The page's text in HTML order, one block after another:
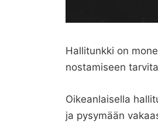
Hallitunkki on
nostamiseen
Oikeanlaisella
ja pysymään